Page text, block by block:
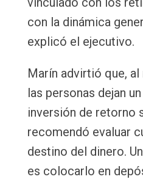
con la dinámica
explicó el ejecutivo.
Marín advirtió que,
las personas dejan
inversión de retorno
recomendó evaluar
destino del dinero.
es colocarlo en